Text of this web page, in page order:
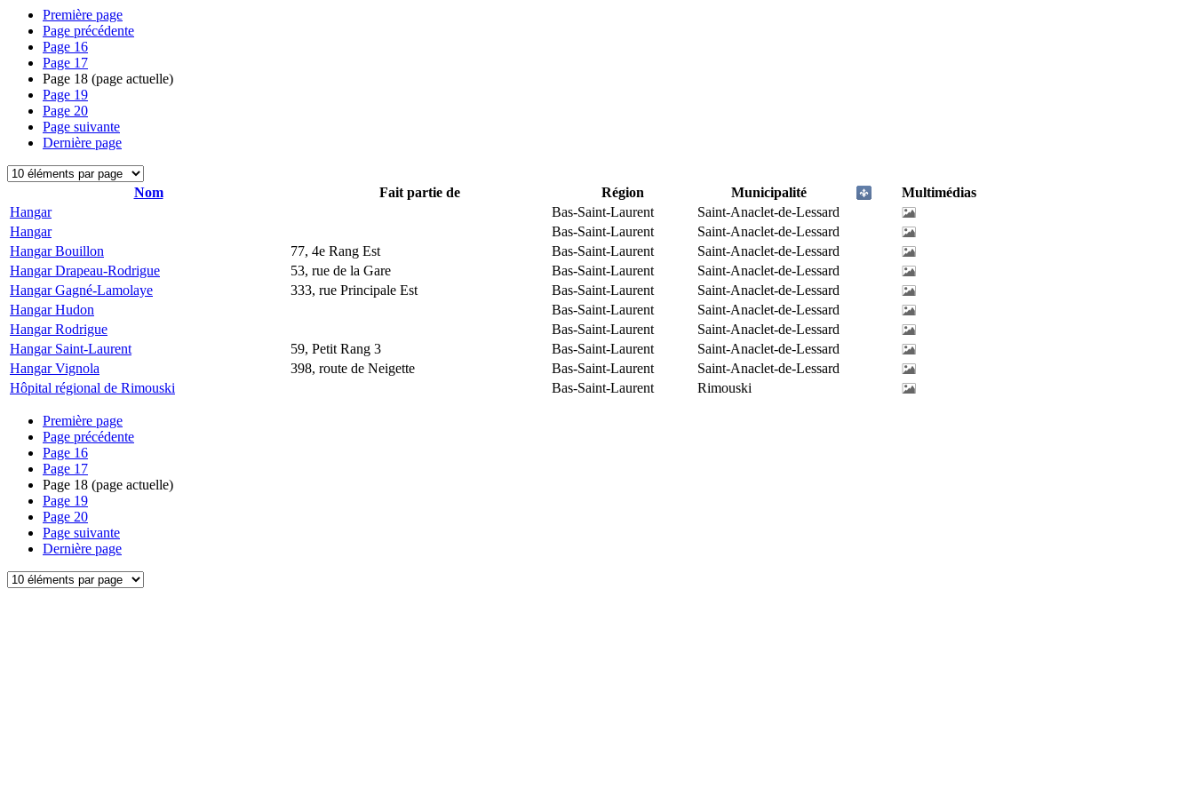
Première page
Page précédente
Page 16
Page 17
Page 18 (page actuelle)
Page 19
Page 20
Page suivante
Dernière page
Nom Fait partie de Région Municipalité
Multimédias
Hangar
Bas-Saint-Laurent
Saint-Anaclet-de-Lessard
Hangar
Bas-Saint-Laurent
Saint-Anaclet-de-Lessard
Hangar Bouillon
77, 4e Rang Est Bas-Saint-Laurent
Saint-Anaclet-de-Lessard
Hangar Drapeau-Rodrigue
53, rue de la Gare Bas-Saint-Laurent
Saint-Anaclet-de-Lessard
Hangar Gagné-Lamolaye
333, rue Principale Est Bas-Saint-Laurent
Saint-Anaclet-de-Lessard
Hangar Hudon
Bas-Saint-Laurent
Saint-Anaclet-de-Lessard
Hangar Rodrigue
Bas-Saint-Laurent
Saint-Anaclet-de-Lessard
Hangar Saint-Laurent
59, Petit Rang 3 Bas-Saint-Laurent
Saint-Anaclet-de-Lessard
Hangar Vignola
398, route de Neigette Bas-Saint-Laurent
Saint-Anaclet-de-Lessard
Hôpital régional de Rimouski
Bas-Saint-Laurent Rimouski
Première page
Page précédente
Page 16
Page 17
Page 18 (page actuelle)
Page 19
Page 20
Page suivante
Dernière page